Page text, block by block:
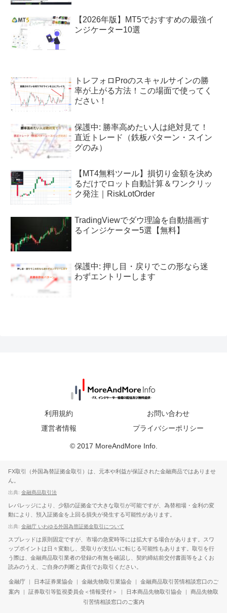
【2026年版】MT5でおすすめの最強イ
ンジケーター10選
トレフォロProのスキャルサインの勝
率が上がる方法！この場面で使ってく
ださい！
保護中: 勝率高めたい人は絶対見て！
直近トレード（鉄板パターン・スイン
グのみ）
【MT4無料ツール】損切り金額を決め
るだけでロット自動計算＆ワンクリッ
ク発注｜RiskLotOrder
TradingViewでダウ理論を自動描画す
るインジケーター5選【無料】
保護中: 押し目・戻りでこの形なら迷
わずエントリーします
利用規約
お問い合わせ
運営者情報
プライバシーポリシー
© 2017 MoreAndMore Info.
FX取引（外国為替証拠金取引）は、元本や利益が保証された金融商品ではありませ
ん。
出典: 金融商品取引法
レバレッジにより、少額の証拠金で大きな取引が可能ですが、為替相場・金利の変
動により、預入証拠金を上回る損失が発生する可能性があります。
出典: 金融庁 いわゆる外国為替証拠金取引について
スプレッドは原則固定ですが、市場の急変時等には拡大する場合があります。スワ
ップポイントは日々変動し、受取りが支払いに転じる可能性もあります。取引を行
う際は、金融商品取引業者の登録の有無を確認し、契約締結前交付書面等をよくお
読みのうえ、ご自身の判断と責任でお取引ください。
金融庁 | 日本証券業協会 | 金融先物取引業協会 |
金融商品取引苦情相談窓口のご
案内
| 証券取引等監視委員会＜情報受付＞ | 日本商品先物取引協会 |
商品先物取
引苦情相談窓口のご案内